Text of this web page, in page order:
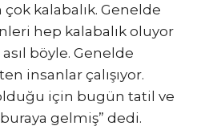
kalabalık. Genelde
hep kalabalık oluyor
böyle. Genelde
insanlar çalışıyor.
için bugün tatil ve
gelmiş” dedi.